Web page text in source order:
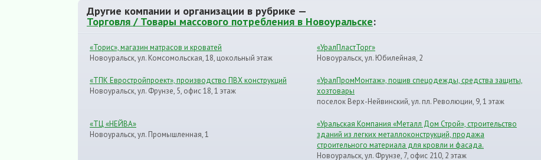
Другие компании и организации в рубрике —
Торговля / Товары массового потребления в Новоуральске:
«Торис», магазин матрасов и кроватей
Новоуральск, ул. Комсомольская, 18, цокольный этаж
«УралПластТорг»
Новоуральск, ул. Юбилейная, 2
«ТПК Евростройпроект», производство ПВХ конструкций
Новоуральск, ул. Фрунзе, 5, офис 18, 1 этаж
«УралПромМонтаж», пошив спецодежды, средства защиты,
хозтовары
поселок Верх-Нейвинский, ул. пл. Революции, 9, 1 этаж
«ТЦ «НЕЙВА»
Новоуральск, ул. Промышленная, 1
«Уральская Компания «Металл Дом Строй», cтроительство
зданий из легких металлоконструкций, продажа
строительного материала для кровли и фасада.
Новоуральск, ул. Фрунзе, 7, офис 210, 2 этаж